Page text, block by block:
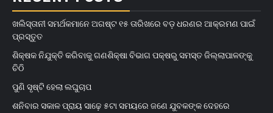
ଖଲିସ୍ତାନୀ ସମର୍ଥକମାନେ ଅଗଷ୍ଟ ୧୫ ତାରିଖରେ ବଡ଼ ଧରଣର ଆକ୍ରମଣ ପାଇଁ
ପ୍ରସ୍ତୁତ
ଶିକ୍ଷକ ନିଯୁକ୍ତି କରିବାକୁ ଗଣଶିକ୍ଷା ବିଭାଗ ପକ୍ଷରୁ ସମସ୍ତ ଜିଲ୍ଲାପାଳଙ୍କୁ
ଚିଠି
ପୁଣି ସୃଷ୍ଟି ହେଲା ଲଘୁଚାପ
ଶନିବାର ସକାଳ ପ୍ରାୟ ସାଢ଼େ ୫ଟା ସମୟରେ ଜଣେ ଯୁବକଙ୍କ ଦେହରେ